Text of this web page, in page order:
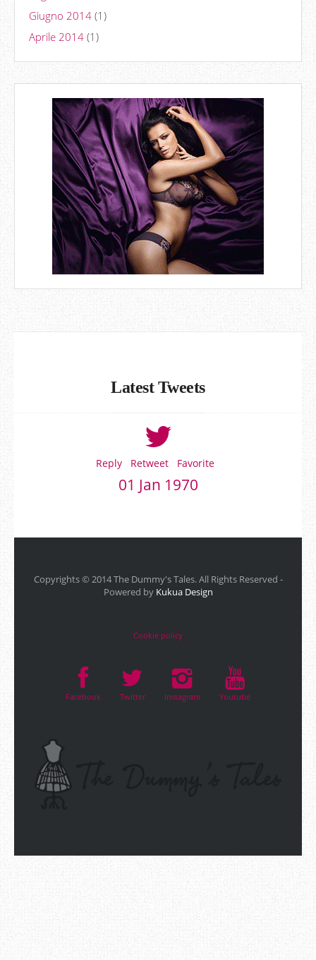
Giugno 2014 (1)
Aprile 2014 (1)
Latest Tweets
Reply Retweet Favorite
01 Jan 1970
Copyrights © 2014 The Dummy's Tales. All Rights Reserved -
Powered by Kukua Design
Cookie policy
Facebook Twitter Instagram Youtube